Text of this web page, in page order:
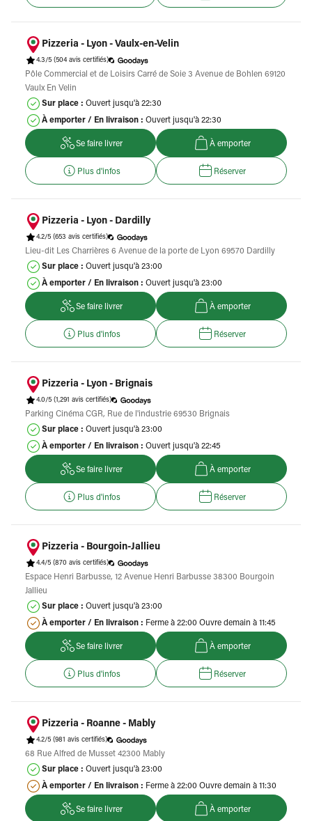
Pizzeria - Lyon - Vaulx-en-Velin
4.3/5 (504 avis certifiés)
Pôle Commercial et de Loisirs Carré de Soie 3 Avenue de Bohlen 69120
Vaulx En Velin
Sur place : Ouvert jusqu'à 22:30
À emporter / En livraison : Ouvert jusqu'à 22:30
Se faire livrer À emporter
Plus d'infos Réserver
Pizzeria - Lyon - Dardilly
4.2/5 (653 avis certifiés)
Lieu-dit Les Charrières 6 Avenue de la porte de Lyon 69570 Dardilly
Sur place : Ouvert jusqu'à 23:00
À emporter / En livraison : Ouvert jusqu'à 23:00
Se faire livrer À emporter
Plus d'infos Réserver
Pizzeria - Lyon - Brignais
4.0/5 (1,291 avis certifiés)
Parking Cinéma CGR, Rue de l'industrie 69530 Brignais
Sur place : Ouvert jusqu'à 23:00
À emporter / En livraison : Ouvert jusqu'à 22:45
Se faire livrer À emporter
Plus d'infos Réserver
Pizzeria - Bourgoin-Jallieu
4.4/5 (870 avis certifiés)
Espace Henri Barbusse, 12 Avenue Henri Barbusse 38300 Bourgoin
Jallieu
Sur place : Ouvert jusqu'à 23:00
À emporter / En livraison : Ferme à 22:00 Ouvre demain à 11:45
Se faire livrer À emporter
Plus d'infos Réserver
Pizzeria - Roanne - Mably
4.2/5 (981 avis certifiés)
68 Rue Alfred de Musset 42300 Mably
Sur place : Ouvert jusqu'à 23:00
À emporter / En livraison : Ferme à 22:00 Ouvre demain à 11:30
Se faire livrer À emporter